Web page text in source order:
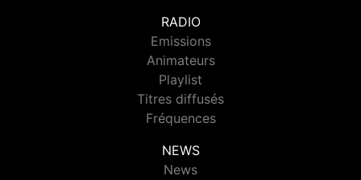
RADIO
Emissions
Animateurs
Playlist
Titres diffusés
Fréquences
NEWS
News